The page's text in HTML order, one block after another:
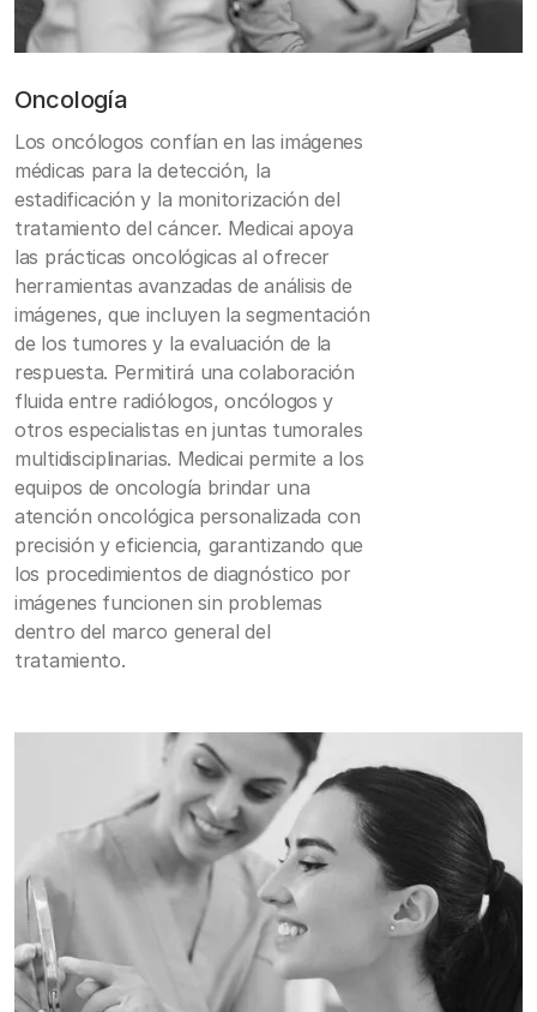
Oncología
Los oncólogos confían en las imágenes
médicas para la detección, la
estadificación y la monitorización del
tratamiento del cáncer. Medicai apoya
las prácticas oncológicas al ofrecer
herramientas avanzadas de análisis de
imágenes, que incluyen la segmentación
de los tumores y la evaluación de la
respuesta. Permitirá una colaboración
fluida entre radiólogos, oncólogos y
otros especialistas en juntas tumorales
multidisciplinarias. Medicai permite a los
equipos de oncología brindar una
atención oncológica personalizada con
precisión y eficiencia, garantizando que
los procedimientos de diagnóstico por
imágenes funcionen sin problemas
dentro del marco general del
tratamiento.